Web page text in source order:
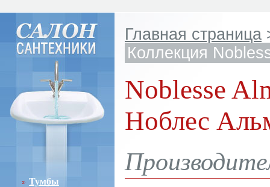
Тумбы
Главная страница
Коллекция
Noblesse
Ноблес